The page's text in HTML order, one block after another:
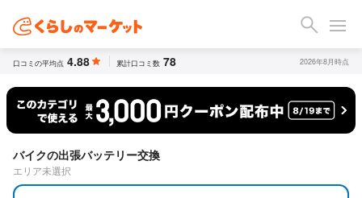
口コミの平均点 4.88 累計口コミ数 78 2026年8月時点
バイクの出張バッテリー交換
エリア未選択